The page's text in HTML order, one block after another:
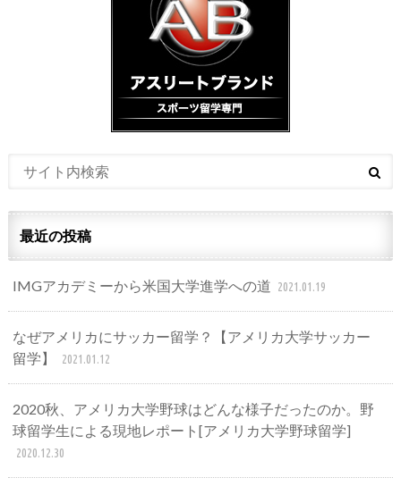
最近の投稿
IMGアカデミーから米国大学進学への道 2021.01.19
なぜアメリカにサッカー留学？【アメリカ大学サッカー
留学】
2021.01.12
2020秋、アメリカ大学野球はどんな様子だったのか。野
球留学生による現地レポート[アメリカ大学野球留学]
2020.12.30